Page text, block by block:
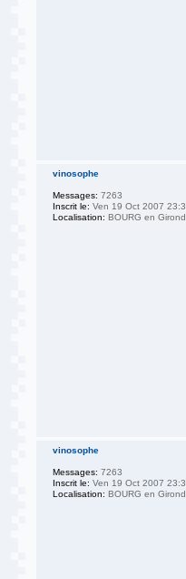
vinosophe
Messages: 7263
Inscrit le: Ven 19 Oct 2007
Localisation: BOURG en
vinosophe
Messages: 7263
Inscrit le: Ven 19 Oct 2007
Localisation: BOURG en